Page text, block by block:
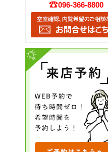
096-366-8800